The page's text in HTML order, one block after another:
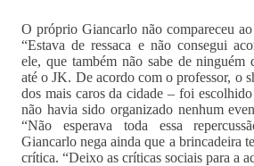
O próprio Giancarlo não compareceu ao
“Estava de ressaca e não consegui
ele, que também não sabe de ninguém
até o JK. De acordo com o professor, o
dos mais caros da cidade – foi
não havia sido organizado nenhum
“Não esperava toda essa
Giancarlo nega ainda que a brincadeira
crítica. “Deixo as críticas sociais para a